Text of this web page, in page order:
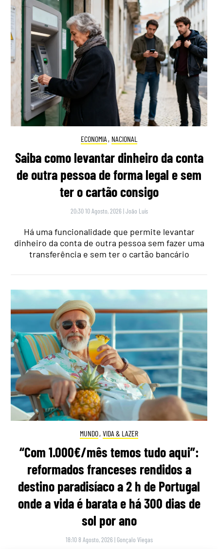
ECONOMIA , NACIONAL
Saiba como levantar dinheiro da conta
de outra pessoa de forma legal e sem
ter o cartão consigo
20:30 10 Agosto, 2026 |João Luís
Há uma funcionalidade que permite levantar
dinheiro da conta de outra pessoa sem fazer uma
transferência e sem ter o cartão bancário
MUNDO, VIDA & LAZER
“Com 1.000€/mês temos tudo aqui”:
reformados franceses rendidos a
destino paradisíaco a 2 h de Portugal
onde a vida é barata e há 300 dias de
sol por ano
18:10 8 Agosto, 2026 | Gonçalo Viegas